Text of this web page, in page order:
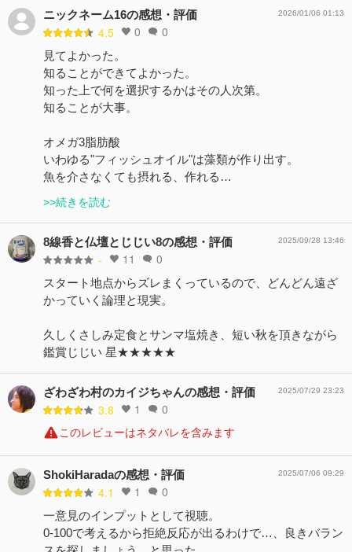
ニックネーム16の感想・評価
4.5 0 0
2026/01/06 01:13
見てよかった。
知ることができてよかった。
知った上で何を選択するかはその人次第。
知ることが大事。
オメガ3脂肪酸
いわゆる"フィッシュオイル"は藻類が作り出す。
魚を介さなくても摂れる、作れる…
>>続きを読む
8線香と仏壇とじじい8の感想・評価
- 11 0
2025/09/28 13:46
スタート地点からズレまくっているので、どんどん遠ざ
かっていく論理と現実。
久しくさしみ定食とサンマ塩焼き、短い秋を頂きながら
鑑賞じじい 星★★★★★
ざわざわ村のカイジちゃんの感想・評価
3.8 1 0
2025/07/29 23:23
このレビューはネタバレを含みます
ShokiHaradaの感想・評価
4.1 1 0
2025/07/06 09:29
一意見のインプットとして視聴。
0-100で考えるから拒絶反応が出るわけで…、良きバラン